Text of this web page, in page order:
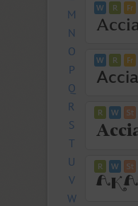
M
N
O
P
Q
R
S
T
U
V
W